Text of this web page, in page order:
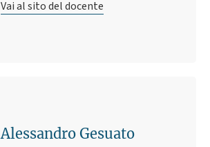
Vai al sito del docente
Alessandro GesuatoCesena AA 2023-2024